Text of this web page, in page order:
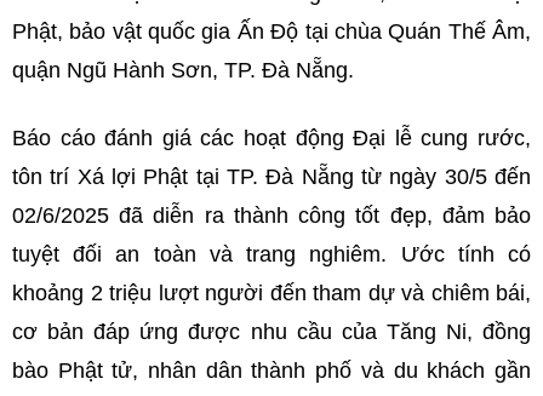
Phật, bảo vật quốc gia Ấn Độ tại chùa Quán Thế Âm,
quận Ngũ Hành Sơn, TP. Đà Nẵng.
Báo cáo đánh giá các hoạt động Đại lễ cung rước,
tôn trí Xá lợi Phật tại TP. Đà Nẵng từ ngày 30/5 đến
02/6/2025 đã diễn ra thành công tốt đẹp, đảm bảo
tuyệt đối an toàn và trang nghiêm. Ước tính có
khoảng 2 triệu lượt người đến tham dự và chiêm bái,
cơ bản đáp ứng được nhu cầu của Tăng Ni, đồng
bào Phật tử, nhân dân thành phố và du khách gần